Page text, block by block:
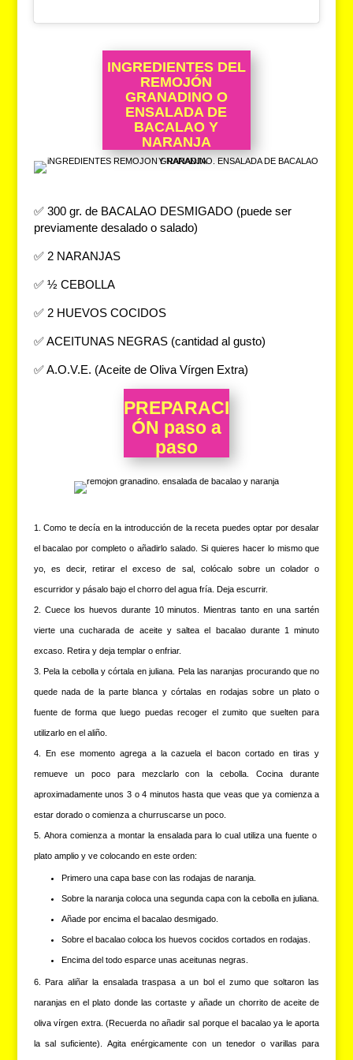
INGREDIENTES DEL
REMOJÓN
GRANADINO O
ENSALADA DE
BACALAO Y
NARANJA
✅ 300 gr. de BACALAO DESMIGADO (puede ser
previamente desalado o salado)
✅ 2 NARANJAS
✅ ½ CEBOLLA
✅ 2 HUEVOS COCIDOS
✅ ACEITUNAS NEGRAS (cantidad al gusto)
✅ A.O.V.E. (Aceite de Oliva Vírgen Extra)
PREPARACI
ÓN paso a
paso
Como te decía en la introducción de la receta puedes optar por desalar
el bacalao por completo o añadirlo salado. Si quieres hacer lo mismo que
yo, es decir, retirar el exceso de sal, colócalo sobre un colador o
escurridor y pásalo bajo el chorro del agua fría. Deja escurrir.
Cuece los huevos durante 10 minutos. Mientras tanto en una sartén
vierte una cucharada de aceite y saltea el bacalao durante 1 minuto
excaso. Retira y deja templar o enfriar.
Pela la cebolla y córtala en juliana. Pela las naranjas procurando que no
quede nada de la parte blanca y córtalas en rodajas sobre un plato o
fuente de forma que luego puedas recoger el zumito que suelten para
utilizarlo en el aliño.
En ese momento agrega a la cazuela el bacon cortado en tiras y
remueve un poco para mezclarlo con la cebolla. Cocina durante
aproximadamente unos 3 o 4 minutos hasta que veas que ya comienza a
estar dorado o comienza a churruscarse un poco.
Ahora comienza a montar la ensalada para lo cual utiliza una fuente o
plato amplio y ve colocando en este orden:
Primero una capa base con las rodajas de naranja.
Sobre la naranja coloca una segunda capa con la cebolla en juliana.
Añade por encima el bacalao desmigado.
Sobre el bacalao coloca los huevos cocidos cortados en rodajas.
Encima del todo esparce unas aceitunas negras.
Para aliñar la ensalada traspasa a un bol el zumo que soltaron las
naranjas en el plato donde las cortaste y añade un chorrito de aceite de
oliva vírgen extra. (Recuerda no añadir sal porque el bacalao ya le aporta
la sal suficiente). Agita enérgicamente con un tenedor o varillas para